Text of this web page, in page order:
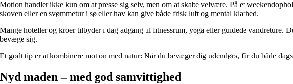
Motion handler ikke kun om at presse sig selv, men om at skabe velvære. På et
skoven eller en svømmetur i sø eller hav kan give både frisk luft og mental klarhed.
Mange hoteller og kroer tilbyder i dag adgang til fitnessrum, yoga eller guidede
bevæge sig.
Et godt tip er at kombinere motion med natur: Når du bevæger dig udendørs, får du både
Nyd maden – med god samvittighed